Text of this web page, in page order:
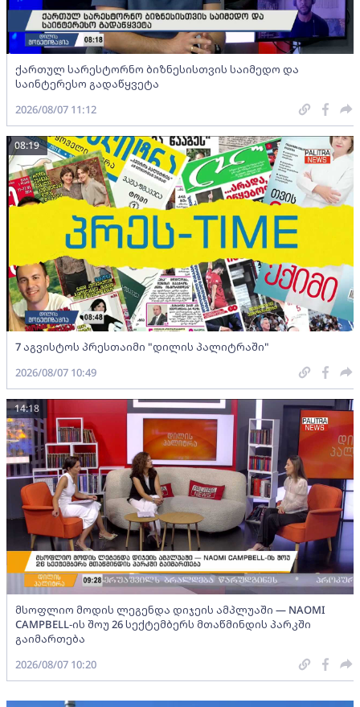
ქართულ სარესტორნო ბიზნესისთვის საიმედო და
საინტერესო გადაწყვეტა
2026/08/07 11:12
7 აგვისტოს პრესთაიმი "დილის პალიტრაში"
08:19
2026/08/07 10:49
მსოფლიო მოდის ლეგენდა დიჯეის ამპლუაში — NAOMI
CAMPBELL-ის შოუ 26 სექტემბერს მთაწმინდის პარკში
გაიმართება
14:18
2026/08/07 10:20